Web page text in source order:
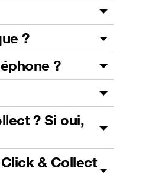
?
?
? Si oui,
& Collect